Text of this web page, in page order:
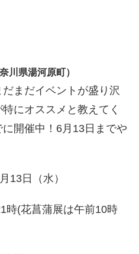
川県湯河原町）
まだイベントが盛り沢
にオススメと教えてく
開催中！6月13日までや
13日（水）
時(花菖蒲展は午前10時